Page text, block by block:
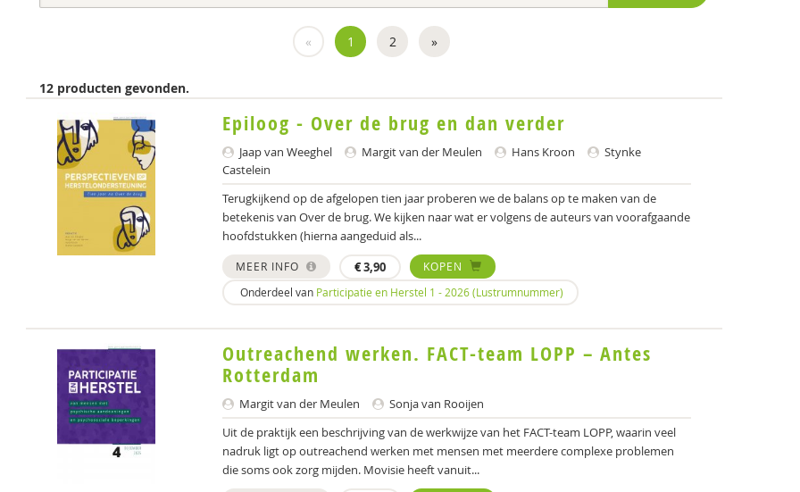
« 1 2 »
12 producten gevonden.
Epiloog - Over de brug en dan verder
Jaap van Weeghel Margit van der Meulen Hans Kroon
Stynke
Castelein
Terugkijkend op de afgelopen tien jaar proberen we de balans op te maken van de
betekenis van Over de brug. We kijken naar wat er volgens de auteurs van voorafgaande
hoofdstukken (hierna aangeduid als...
MEER INFO €3,90
KOPEN
Onderdeel van Participatie en Herstel 1 - 2026 (Lustrumnummer)
Outreachend werken. FACT-team LOPP – Antes
Rotterdam
Margit van der Meulen
Sonja van Rooijen
Uit de praktijk een beschrijving van de werkwijze van het FACT-team LOPP, waarin veel
nadruk ligt op outreachend werken met mensen met meerdere complexe problemen
die soms ook zorg mijden. Movisie heeft vanuit...